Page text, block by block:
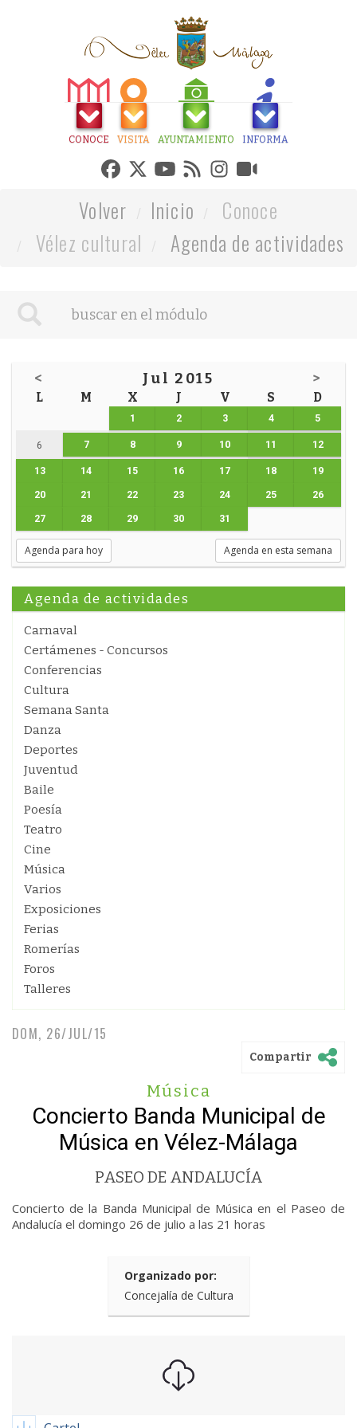
CONOCE VISITA AYUNTAMIENTO INFORMA
Volver Inicio
Conoce
Vélez cultural
Agenda de actividades
< Jul 2015 >
L M X J V S D
1 2 3 4 5
6 7 8 9 10 11 12
13 14 15 16 17 18 19
20 21 22 23 24 25 26
27 28 29 30 31
Agenda para hoy Agenda en esta semana
Agenda de actividades
Carnaval
Certámenes - Concursos
Conferencias
Cultura
Semana Santa
Danza
Deportes
Juventud
Baile
Poesía
Teatro
Cine
Música
Varios
Exposiciones
Ferias
Romerías
Foros
Talleres
DOM, 26/JUL/15
Compartir
Música
Concierto Banda Municipal de
Música en Vélez-Málaga
PASEO DE ANDALUCÍA
Concierto de la Banda Municipal de Música en el Paseo de
Andalucía el domingo 26 de julio a las 21 horas
Organizado por:
Concejalía de Cultura